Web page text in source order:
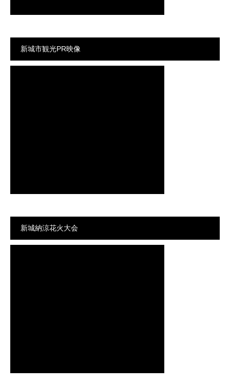
新城市観光PR映像
新城納涼花火大会